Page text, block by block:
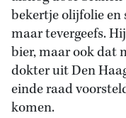
bekertje olijfolie en
maar tevergeefs.
bier, maar ook dat
dokter uit Den
einde raad
komen.